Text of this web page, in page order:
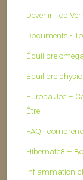
Devenir Top
Documents -
Équilibre
Equilibre
Europa Joe –
Être
FAQ :
Hibernate8 –
Inflammation